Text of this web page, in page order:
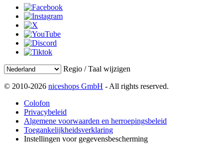
Regio / Taal wijzigen
© 2010-2026 niceshops GmbH - All rights reserved.
Colofon
Privacybeleid
Algemene voorwaarden en herroepingsbeleid
Toegankelijkheidsverklaring
Instellingen voor gegevensbescherming